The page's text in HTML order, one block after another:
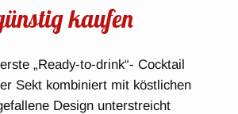
kaufen
„Ready-to-drink“- Cocktail
Sekt kombiniert mit köstlichen
Design unterstreicht